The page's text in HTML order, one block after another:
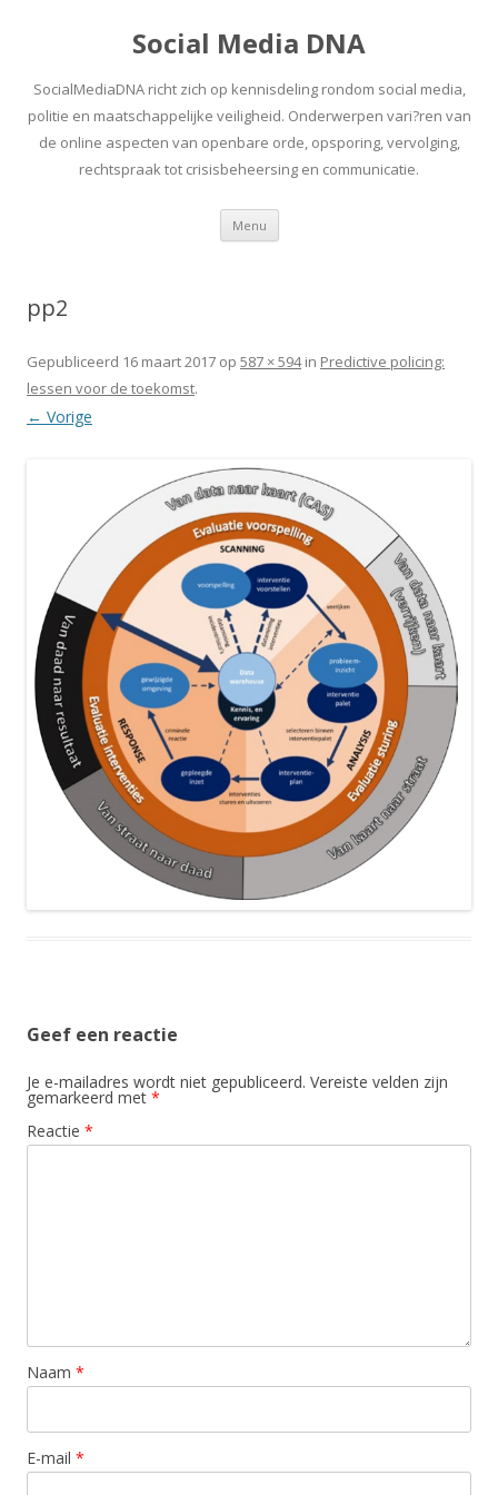
Social Media DNA
SocialMediaDNA richt zich op kennisdeling rondom social media,
politie en maatschappelijke veiligheid. Onderwerpen vari?ren van
de online aspecten van openbare orde, opsporing, vervolging,
rechtspraak tot crisisbeheersing en communicatie.
Menu Spring
inhoud
pp2
Gepubliceerd 16 maart 2017 op 587 × 594in Predictive policing:
lessen voor de toekomst.
← Vorige
Geef een reactie
Je e-mailadres wordt niet gepubliceerd. Vereiste velden zijn
gemarkeerd met *
Reactie *
Naam *
E-mail *